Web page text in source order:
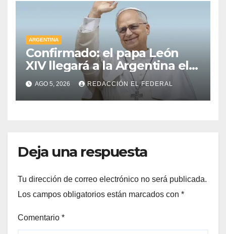
ARGENTINA
Confirmado: el papa León
XIV llegará a la Argentina el 8
de noviembre y realizará una
histórica gira federal
AGO 5, 2026 REDACCIÓN EL FEDERAL
Deja una respuesta
Tu dirección de correo electrónico no será publicada.
Los campos obligatorios están marcados con *
Comentario *